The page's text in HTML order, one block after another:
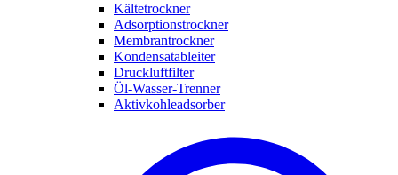
Kältetrockner
Adsorptionstrockner
Membrantrockner
Kondensatableiter
Druckluftfilter
Öl-Wasser-Trenner
Aktivkohleadsorber